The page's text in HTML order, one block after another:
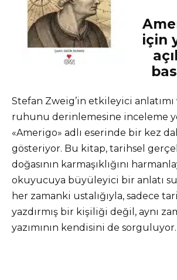
için
Stefan Zweig’in etkileyici anlatımı
ruhunu derinlemesine inceleme
«Amerigo» adlı eserinde bir kez
gösteriyor. Bu kitap, tarihsel
doğasının karmaşıklığını
okuyucuya büyüleyici bir anlatı
her zamanki ustalığıyla, sadece
yazdırmış bir kişiliği değil, aynı
yazımının kendisini de sorguluyor.